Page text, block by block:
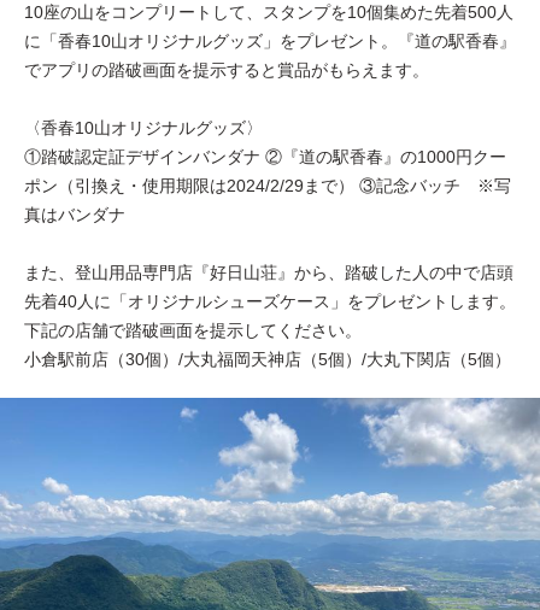
10座の山をコンプリートして、スタンプを10個集めた先着500人
に「香春10山オリジナルグッズ」をプレゼント。『道の駅香春』
でアプリの踏破画面を提示すると賞品がもらえます。
〈香春10山オリジナルグッズ〉
①踏破認定証デザインバンダナ ②『道の駅香春』の1000円クー
ポン（引換え・使用期限は2024/2/29まで） ③記念バッチ ※写
真はバンダナ
また、登山用品専門店『好日山荘』から、踏破した人の中で店頭
先着40人に「オリジナルシューズケース」をプレゼントします。
下記の店舗で踏破画面を提示してください。
小倉駅前店（30個）/大丸福岡天神店（5個）/大丸下関店（5個）